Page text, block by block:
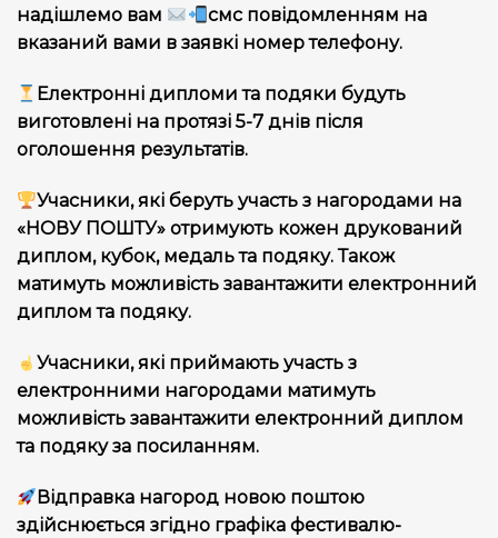
надішлемо вам
смс повідомленням на
вказаний вами в заявкі номер телефону.
Електронні дипломи та подяки будуть
виготовлені на протязі 5-7 днів після
оголошення результатів.
Учасники, які беруть участь з нагородами на
«НОВУ ПОШТУ» отримують кожен друкований
диплом, кубок, медаль та подяку. Також
матимуть можливість завантажити електронний
диплом та подяку.
Учасники, які приймають участь з
електронними нагородами матимуть
можливість завантажити електронний диплом
та подяку за посиланням.
Відправка нагород новою поштою
здійснюється згідно графіка фестивалю-